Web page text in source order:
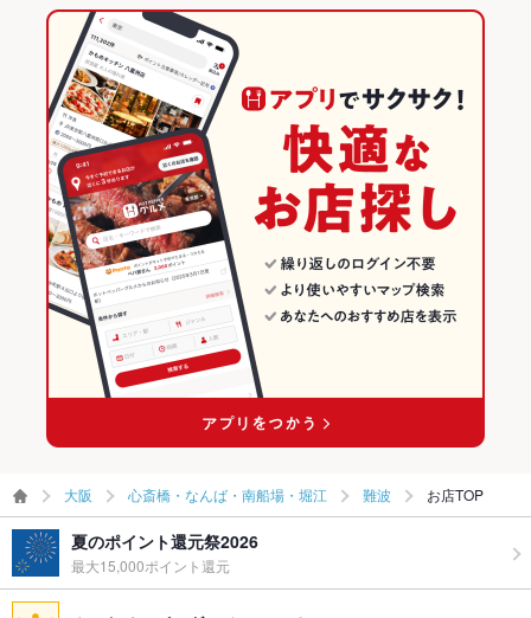
なし ：申し訳ございません。ご用意ございません。
カクテル充実、焼酎充実、ワイン充実
お子様連れ お子様連れOK ：何かございましたらお声がけください♪
ウェディン
グパーティ
ー二次会
何かございましたらお声がけください♪
お祝い・サ
プライズ対
可
何かございましたらお声がけください♪
洋・和洋・各国料理・その他
心斎橋・なんば・南船場・堀江 × 居酒屋
心斎橋・なんば・南船場・堀江 × 洋・和洋・各国料理・その他
難波駅 × 居酒屋
難波駅 × 洋・和洋・各国料理・その他
大阪 × イタリアン・フレンチ
大阪 × イタリアン
大阪 × 居酒屋
大阪 × 洋・和洋・各国料理・その他
チーズケーキ
大阪のイタリアンランキング
心斎橋・なんば・南船場・堀江のグルメランキング
心斎橋・なんば・南船場・堀江のイタリアン・フレンチランキン
心斎橋・なんば・南船場・堀江のイタリアンランキング
難波のグルメランキング
難波のイタリアン・フレンチランキング
難波のイタリアンランキング
大阪 心斎橋・なんば・南船場・堀江 難波 お店TOP
夏のポイント還元祭2026
最大15,000ポイント還元